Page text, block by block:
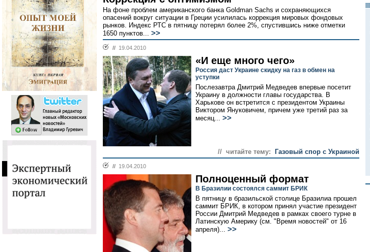
На фоне проблем американского банка Goldman Sachs и сохраняющихся
опасений вокруг ситуации в Греции усилилась коррекция мировых фондовых
рынков. Индекс РТС в пятницу потерял более 2%, спустившись ниже отметки
1650 пунктов... >>
// 19.04.2010
«И еще много чего»
Россия даст Украине скидку на газ в обмен на
уступки
Послезавтра Дмитрий Медведев впервые посетит
Украину в должности главы государства. В
Харькове он встретится с президентом Украины
Виктором Януковичем, причем уже третий раз за
месяц... >>
// читайте тему: Газовый спор с Украиной
// 19.04.2010
Полноценный формат
В Бразилии состоялся саммит БРИК
В пятницу в бразильской столице Бразилиа прошел
саммит БРИК, в котором принял участие президент
России Дмитрий Медведев в рамках своего турне в
Латинскую Америку (см. "Время новостей" от 16
апреля)... >>